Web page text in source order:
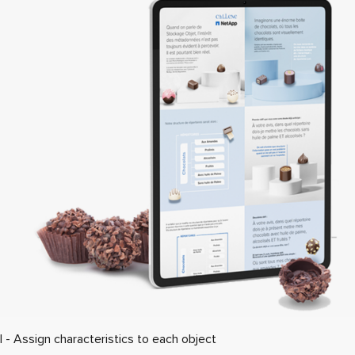
I - Assign characteristics to each object